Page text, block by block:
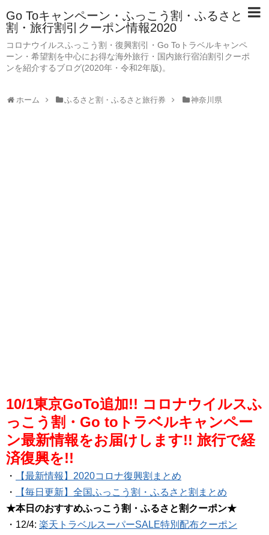
Go Toキャンペーン・ふっこう割・ふるさと
割・旅行割引クーポン情報2020
コロナウイルスふっこう割・復興割引・Go Toトラベルキャンペ
ーン・希望割を中心にお得な海外旅行・国内旅行宿泊割引クーポ
ンを紹介するブログ(2020年・令和2年版)。
ホーム ふるさと割・ふるさと旅行券 神奈川県
10/1東京GoTo追加!! コロナウイルスふ
っこう割・Go toトラベルキャンペー
ン最新情報をお届けします!! 旅行で経
済復興を!!
・
【最新情報】2020コロナ復興割まとめ
・
【毎日更新】全国ふっこう割・ふるさと割まとめ
★本日のおすすめふっこう割・ふるさと割クーポン★
・12/4: 楽天トラベルスーパーSALE特別配布クーポン